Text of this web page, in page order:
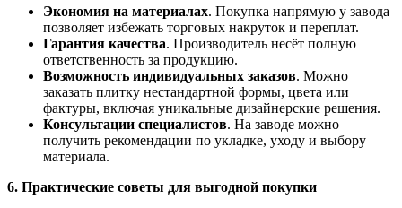
Экономия на материалах. Покупка напрямую у завода
позволяет избежать торговых накруток и переплат.
Гарантия качества. Производитель несёт полную
ответственность за продукцию.
Возможность индивидуальных заказов. Можно
заказать плитку нестандартной формы, цвета или
фактуры, включая уникальные дизайнерские решения.
Консультации специалистов. На заводе можно
получить рекомендации по укладке, уходу и выбору
материала.
6. Практические советы для выгодной покупки